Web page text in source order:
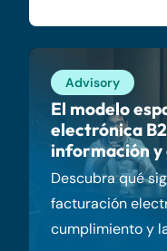
Advisory
El modelo
electrónica
información
Descubra qué
facturación
cumplimiento y